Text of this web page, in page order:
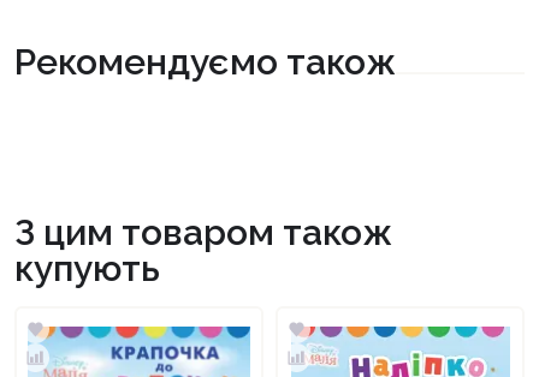
Рекомендуємо також
З цим товаром також
купують